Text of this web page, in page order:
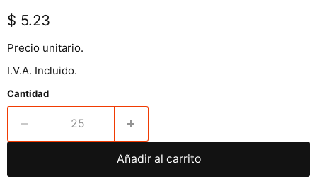
Precio actual
$ 5.23
Precio unitario.
I.V.A. Incluido.
Cantidad
Añadir al carrito